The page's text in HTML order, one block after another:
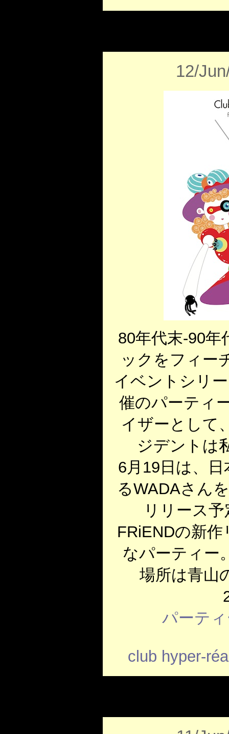
12/
80年代末-90
ックをフィー
イベントシリ
催のパーティ
イザーとして
ジデントは
6月19日は、
るWADAさん
リリース
FRiENDの新
なパーティー
場所は青山
パーテ
club hyper-